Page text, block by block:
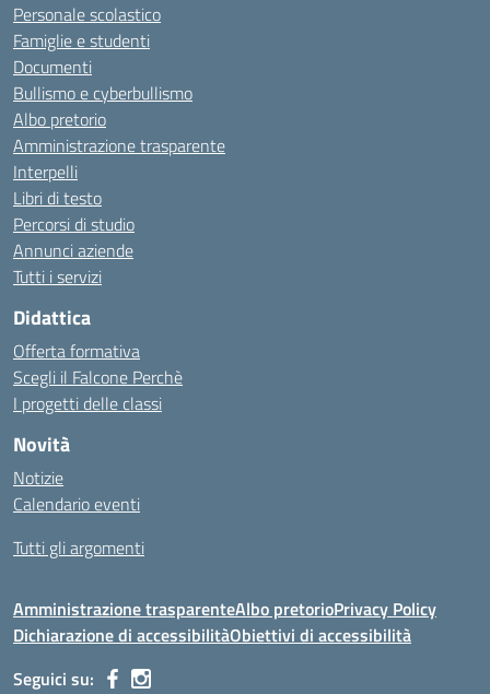
Personale scolastico
Famiglie e studenti
Documenti
Bullismo e cyberbullismo
Albo pretorio
Amministrazione trasparente
Interpelli
Libri di testo
Percorsi di studio
Annunci aziende
Tutti i servizi
Didattica
Offerta formativa
Scegli il Falcone Perchè
I progetti delle classi
Novità
Notizie
Calendario eventi
Tutti gli argomenti
Amministrazione trasparenteAlbo pretorioPrivacy Policy
Dichiarazione di accessibilitàObiettivi di accessibilità
Seguici su: